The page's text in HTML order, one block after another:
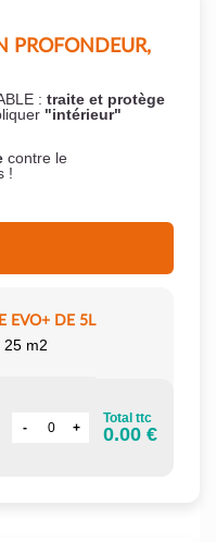
PROFONDEUR,
: traite et protège
"intérieur"
contre le
!
EVO+ DE 5L
25 m2
Total ttc
0.00 €